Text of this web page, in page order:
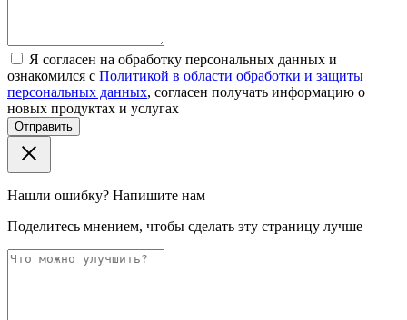
Я согласен на обработку персональных данных и
ознакомился с Политикой в области обработки и защиты
персональных данных, согласен получать информацию о
новых продуктах и услугах
Отправить
Нашли ошибку? Напишите нам
Поделитесь мнением, чтобы сделать эту страницу лучше